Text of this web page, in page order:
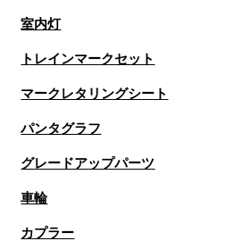
室内灯
トレインマークセット
マークレタリングシート
パンタグラフ
グレードアップパーツ
車輪
カプラー